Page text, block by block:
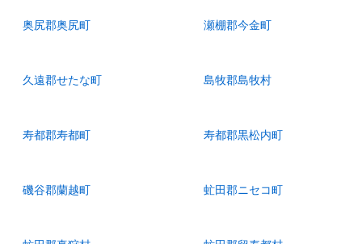
奥尻郡奥尻町 瀬棚郡今金町
久遠郡せたな町 島牧郡島牧村
寿都郡寿都町 寿都郡黒松内町
磯谷郡蘭越町 虻田郡ニセコ町